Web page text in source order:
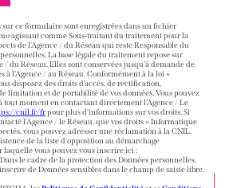
ce formulaire sont enregistrées dans un fichier
agissant comme Sous-traitant du traitement pour la
de l'Agence / du Réseau qui reste Responsable du
La base légale du traitement repose sur
du Réseau. Elles sont conservées jusqu'à demande de
à l'Agence / au Réseau. Conformément à la loi «
disposez des droits d’accès, de rectification,
limitation et de portabilité de vos données. Vous pouvez
tout moment en contactant directement l’Agence / Le
cnil.fr/frpour plus d’informations sur vos droits. Si
l'Agence / le Réseau, que vos droits « Informatique
vous pouvez adresser une réclamation à la CNIL.
de la liste d'opposition au démarchage
laquelle vous pouvez vous inscrire ici :
le cadre de la protection des Données personnelles,
de Données sensibles dans le champ de saisie libre.